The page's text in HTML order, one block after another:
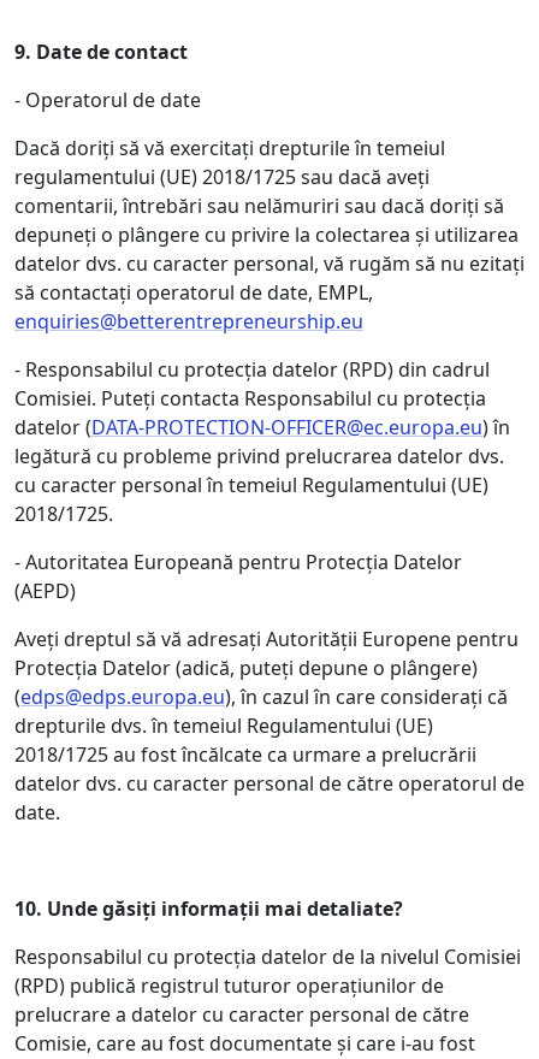
9. Date de contact
- Operatorul de date
Dacă doriți să vă exercitați drepturile în temeiul
regulamentului (UE) 2018/1725 sau dacă aveți
comentarii, întrebări sau nelămuriri sau dacă doriți să
depuneți o plângere cu privire la colectarea și utilizarea
datelor dvs. cu caracter personal, vă rugăm să nu ezitați
să contactați operatorul de date, EMPL,
enquiries@betterentrepreneurship.eu
- Responsabilul cu protecția datelor (RPD) din cadrul
Comisiei. Puteți contacta Responsabilul cu protecția
datelor (DATA-PROTECTION-OFFICER@ec.europa.eu) în
legătură cu probleme privind prelucrarea datelor dvs.
cu caracter personal în temeiul Regulamentului (UE)
2018/1725.
- Autoritatea Europeană pentru Protecția Datelor
(AEPD)
Aveți dreptul să vă adresați Autorității Europene pentru
Protecția Datelor (adică, puteți depune o plângere)
(edps@edps.europa.eu), în cazul în care considerați că
drepturile dvs. în temeiul Regulamentului (UE)
2018/1725 au fost încălcate ca urmare a prelucrării
datelor dvs. cu caracter personal de către operatorul de
date.
10. Unde găsiți informații mai detaliate?
Responsabilul cu protecția datelor de la nivelul Comisiei
(RPD) publică registrul tuturor operațiunilor de
prelucrare a datelor cu caracter personal de către
Comisie, care au fost documentate și care i-au fost